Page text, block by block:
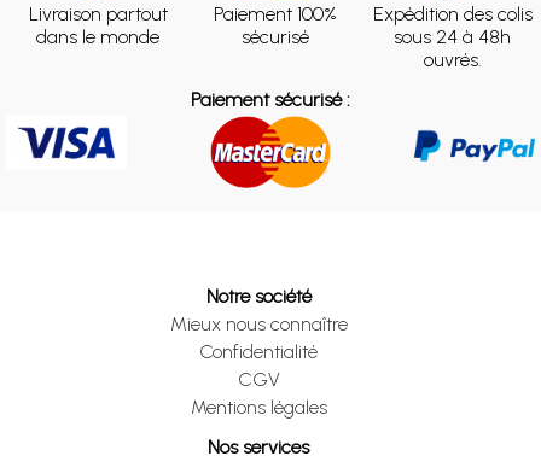
Livraison partout
dans le monde
Paiement 100%
sécurisé
Expédition des colis
sous 24 à 48h
ouvrés.
Paiement sécurisé :
Notre société
Mieux nous connaître
Confidentialité
CGV
Mentions légales
Nos services